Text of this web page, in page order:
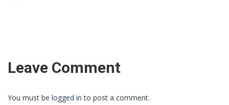
Leave Comment
You must be logged in to post a comment.